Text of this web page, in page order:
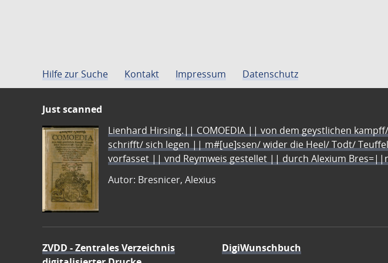
Hilfe zur Suche Kontakt Impressum Datenschutz
Just scanned
Lienhard Hirsing.|| COMOEDIA || von dem geystlichen
schrifft/ sich legen || m#[ue]ssen/ wider die Heel/ Todt/
vorfasset || vnd Reymweis gestellet || durch Alexium
Autor: Bresnicer, Alexius
ZVDD - Zentrales Verzeichnis
DigiWunschbuch